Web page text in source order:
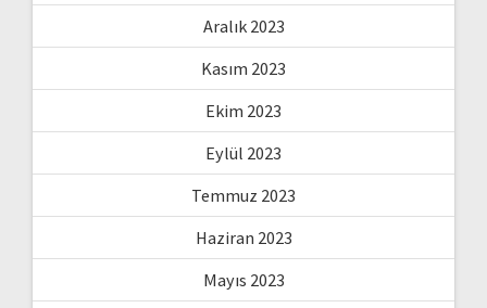
Aralık 2023
Kasım 2023
Ekim 2023
Eylül 2023
Temmuz 2023
Haziran 2023
Mayıs 2023